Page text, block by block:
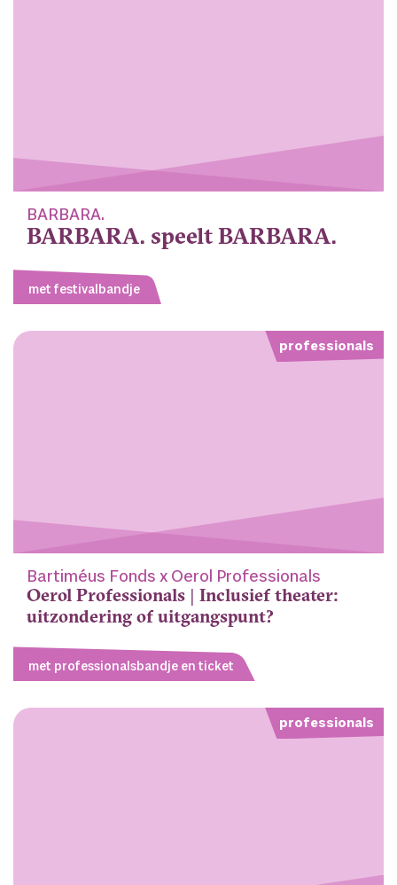
BARBARA.
BARBARA. speelt BARBARA.
met festivalbandje
professionals
Bartiméus Fonds x Oerol Professionals
Oerol Professionals | Inclusief theater:
uitzondering of uitgangspunt?
met professionalsbandje en ticket
professionals